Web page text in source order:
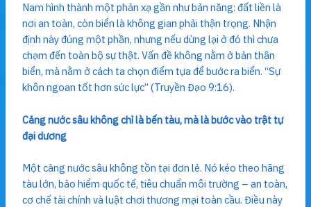
Nam hình thành một phản xạ gần như bản năng: đất liền là
nơi an toàn, còn biển là không gian phải thận trọng. Nhận
định này đúng một phần, nhưng nếu dừng lại ở đó thì chưa
chạm đến toàn bộ sự thật. Vấn đề không nằm ở bản thân
biển, mà nằm ở cách ta chọn điểm tựa để bước ra biển. “Sự
khôn ngoan tốt hơn sức lực” (Truyền Đạo 9:16).
Cảng nước sâu không chỉ là bến tàu, mà là bước vào trật tự
đại dương
Một cảng nước sâu không tồn tại đơn lẻ. Nó kéo theo hãng
tàu lớn, bảo hiểm quốc tế, tiêu chuẩn môi trường – an toàn,
cơ chế tài chính và luật chơi thương mại toàn cầu. Điều này